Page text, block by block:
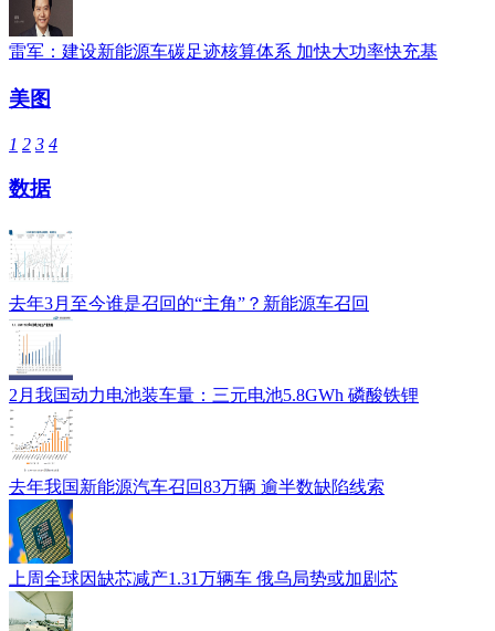
雷军：建设新能源车碳足迹核算体系 加快大功率快充基
美图
1 2 3 4
数据
去年3月至今谁是召回的“主角”？新能源车召回
2月我国动力电池装车量：三元电池5.8GWh 磷酸铁锂
去年我国新能源汽车召回83万辆 逾半数缺陷线索
上周全球因缺芯减产1.31万辆车 俄乌局势或加剧芯